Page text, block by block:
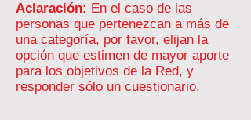
Aclaración: En el caso de las
personas que pertenezcan a más de
una categoría, por favor, elijan la
opción que estimen de mayor aporte
para los objetivos de la Red, y
responder sólo un cuestionario.